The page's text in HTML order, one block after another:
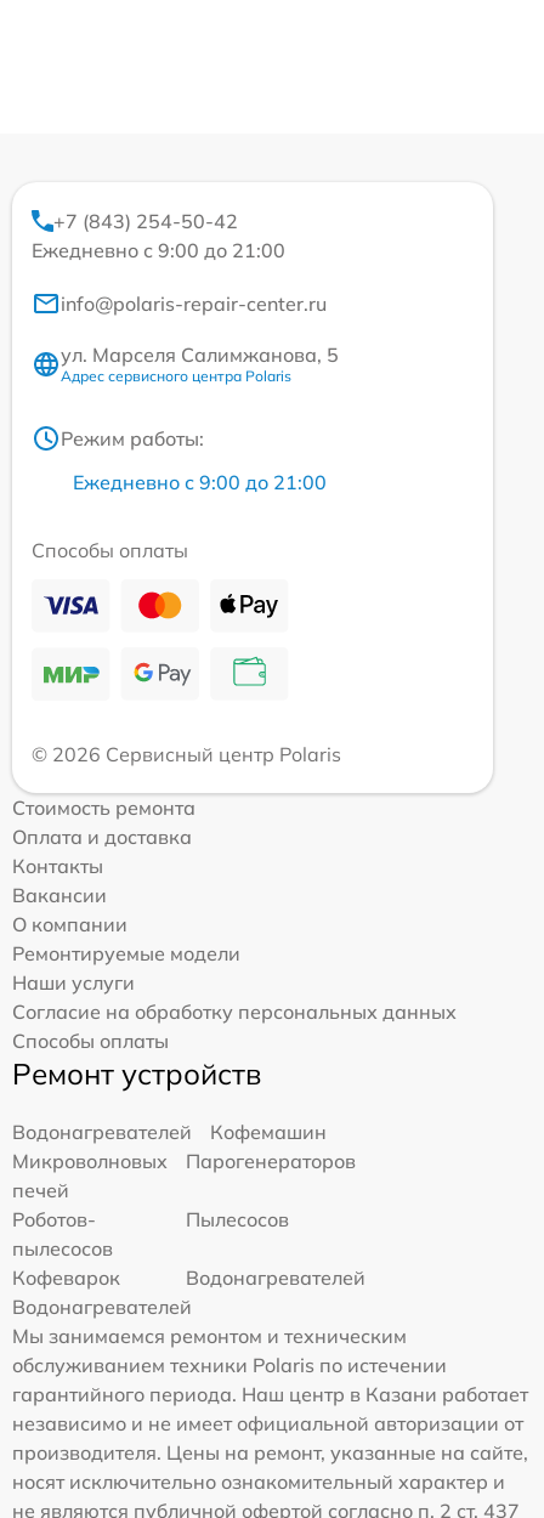
+7 (843) 254-50-42
Ежедневно с 9:00 до 21:00
info@polaris-repair-center.ru
ул. Марселя Салимжанова, 5
Адрес сервисного центра Polaris
Режим работы:
Ежедневно с 9:00 до 21:00
Способы оплаты
© 2026 Сервисный центр Polaris
Стоимость ремонта
Оплата и доставка
Контакты
Вакансии
О компании
Ремонтируемые модели
Наши услуги
Согласие на обработку персональных данных
Способы оплаты
Ремонт устройств
Водонагревателей
Кофемашин
Микроволновых
печей
Парогенераторов
Роботов-
пылесосов
Пылесосов
Кофеварок
Водонагревателей
Водонагревателей
Мы занимаемся ремонтом и техническим
обслуживанием техники Polaris по истечении
гарантийного периода. Наш центр в Казани работает
независимо и не имеет официальной авторизации от
производителя. Цены на ремонт, указанные на сайте,
носят исключительно ознакомительный характер и
не являются публичной офертой согласно п. 2 ст. 437